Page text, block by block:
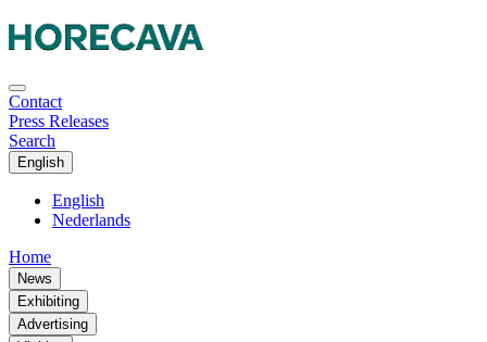
Contact
Press Releases
Search
English
English
Nederlands
Home
News
Exhibiting
Advertising